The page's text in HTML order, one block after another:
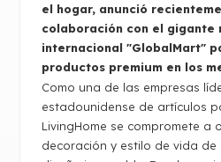
el hogar, anunció
colaboración con el gigante
internacional "GlobalMart"
productos premium en los
Como una de las empresas
estadounidense de artículos
LivingHome se compromete a
decoración y estilo de vida